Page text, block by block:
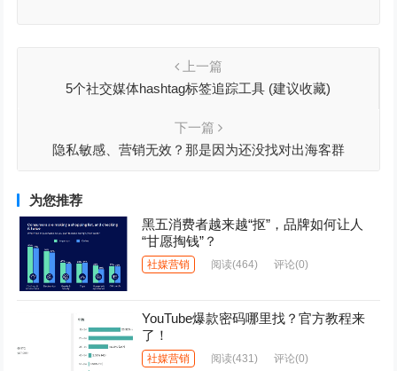
上一篇
5个社交媒体hashtag标签追踪工具 (建议收藏)
下一篇
隐私敏感、营销无效？那是因为还没找对出海客群
为您推荐
黑五消费者越来越“抠”，品牌如何让人
“甘愿掏钱”？
社媒营销 阅读(464) 评论(0)
YouTube爆款密码哪里找？官方教程来
了！
社媒营销 阅读(431) 评论(0)